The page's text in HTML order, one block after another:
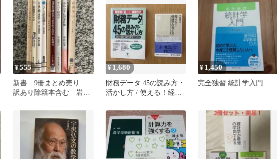
¥555
新書 9冊まとめ売り
訳あり除籍本含む 岩波
文春新書
¥ 1,680
財務データ 45の読み方・
活かし方 / 使える！経済
¥ 1,450
完全独習 統計学入門